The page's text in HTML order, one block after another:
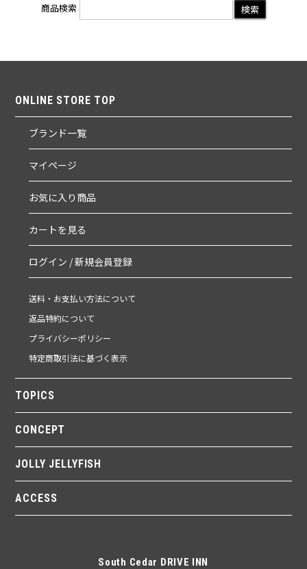
商品検索
ONLINE STORE TOP
ブランド一覧
マイページ
お気に入り商品
カートを見る
ログイン / 新規会員登録
送料・お支払い方法について
返品特約について
プライバシーポリシー
特定商取引法に基づく表示
TOPICS
CONCEPT
JOLLY JELLYFISH
ACCESS
South Cedar DRIVE INN